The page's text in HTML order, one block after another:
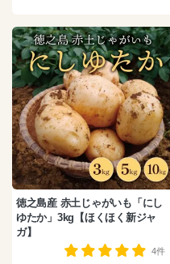
徳之島産 赤土じゃがいも「にし
ゆたか」3kg【ほくほく新ジャ
ガ】
4件